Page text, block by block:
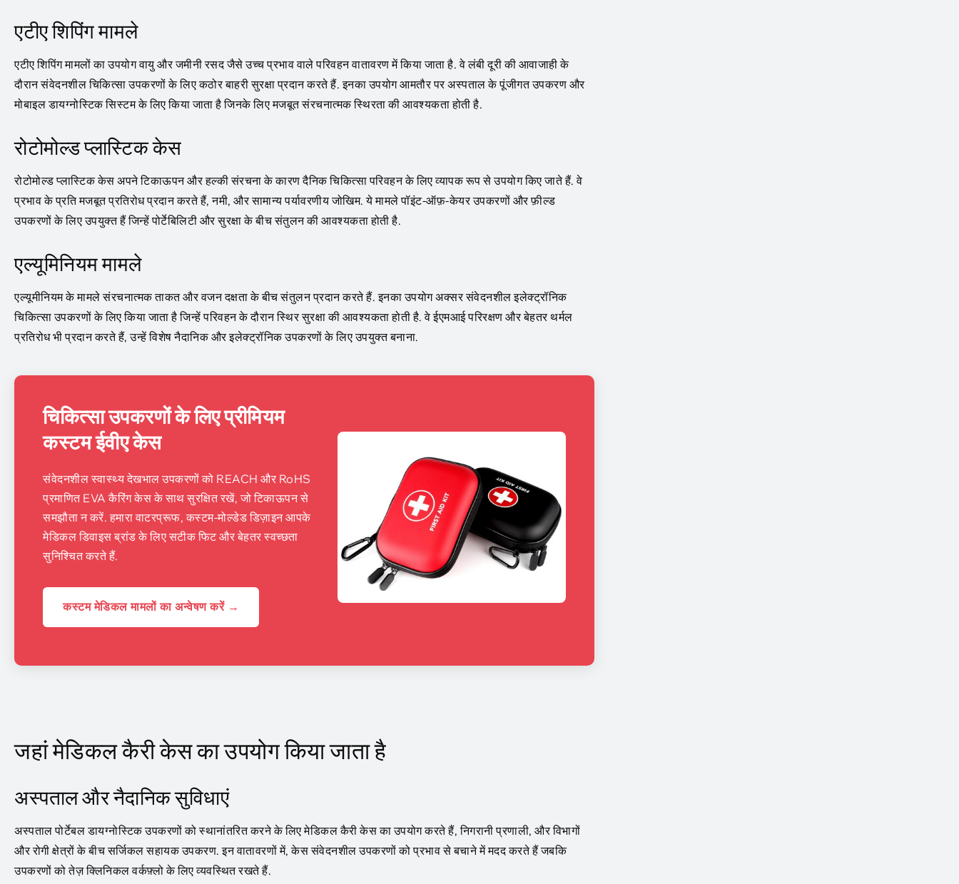
एटीए शिपिंग मामले
एटीए शिपिंग मामलों का उपयोग वायु और जमीनी रसद जैसे उच्च प्रभाव वाले परिवहन वातावरण में किया जाता है. वे लंबी दूरी की आवाजाही के
दौरान संवेदनशील चिकित्सा उपकरणों के लिए कठोर बाहरी सुरक्षा प्रदान करते हैं. इनका उपयोग आमतौर पर अस्पताल के पूंजीगत उपकरण और
मोबाइल डायग्नोस्टिक सिस्टम के लिए किया जाता है जिनके लिए मजबूत संरचनात्मक स्थिरता की आवश्यकता होती है.
रोटोमोल्ड प्लास्टिक केस
रोटोमोल्ड प्लास्टिक केस अपने टिकाऊपन और हल्की संरचना के कारण दैनिक चिकित्सा परिवहन के लिए व्यापक रूप से उपयोग किए जाते हैं. वे
प्रभाव के प्रति मजबूत प्रतिरोध प्रदान करते हैं, नमी, और सामान्य पर्यावरणीय जोखिम. ये मामले पॉइंट-ऑफ़-केयर उपकरणों और फ़ील्ड
उपकरणों के लिए उपयुक्त हैं जिन्हें पोर्टेबिलिटी और सुरक्षा के बीच संतुलन की आवश्यकता होती है.
एल्यूमिनियम मामले
एल्यूमीनियम के मामले संरचनात्मक ताकत और वजन दक्षता के बीच संतुलन प्रदान करते हैं. इनका उपयोग अक्सर संवेदनशील इलेक्ट्रॉनिक
चिकित्सा उपकरणों के लिए किया जाता है जिन्हें परिवहन के दौरान स्थिर सुरक्षा की आवश्यकता होती है. वे ईएमआई परिरक्षण और बेहतर थर्मल
प्रतिरोध भी प्रदान करते हैं, उन्हें विशेष नैदानिक ​​और इलेक्ट्रॉनिक उपकरणों के लिए उपयुक्त बनाना.
चिकित्सा उपकरणों के लिए प्रीमियम
कस्टम ईवीए केस
संवेदनशील स्वास्थ्य देखभाल उपकरणों को REACH और RoHS
प्रमाणित EVA कैरिंग केस के साथ सुरक्षित रखें, जो टिकाऊपन से
समझौता न करें. हमारा वाटरप्रूफ, कस्टम-मोल्डेड डिज़ाइन आपके
मेडिकल डिवाइस ब्रांड के लिए सटीक फिट और बेहतर स्वच्छता
सुनिश्चित करते हैं.
कस्टम मेडिकल मामलों का अन्वेषण करें →
जहां मेडिकल कैरी केस का उपयोग किया जाता है
अस्पताल और नैदानिक ​​सुविधाएं
अस्पताल पोर्टेबल डायग्नोस्टिक उपकरणों को स्थानांतरित करने के लिए मेडिकल कैरी केस का उपयोग करते हैं, निगरानी प्रणाली, और विभागों
और रोगी क्षेत्रों के बीच सर्जिकल सहायक उपकरण. इन वातावरणों में, केस संवेदनशील उपकरणों को प्रभाव से बचाने में मदद करते हैं जबकि
उपकरणों को तेज़ क्लिनिकल वर्कफ़्लो के लिए व्यवस्थित रखते हैं.